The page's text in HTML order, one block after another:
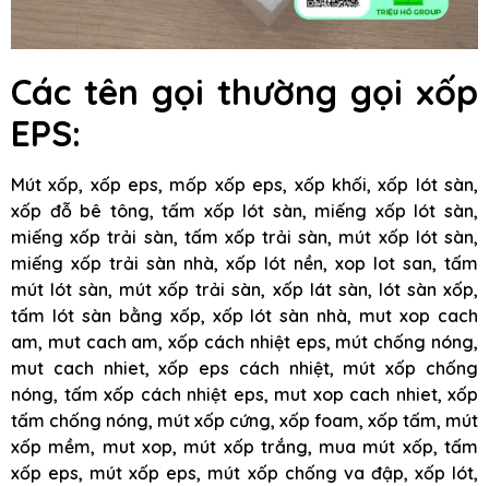
Các tên gọi thường gọi xốp
EPS:
Mút xốp, xốp eps, mốp xốp eps, xốp khối, xốp lót sàn,
xốp đỗ bê tông, tấm xốp lót sàn, miếng xốp lót sàn,
miếng xốp trải sàn, tấm xốp trải sàn, mút xốp lót sàn,
miếng xốp trải sàn nhà, xốp lót nền, xop lot san, tấm
mút lót sàn, mút xốp trải sàn, xốp lát sàn, lót sàn xốp,
tấm lót sàn bằng xốp, xốp lót sàn nhà, mut xop cach
am, mut cach am, xốp cách nhiệt eps, mút chống nóng,
mut cach nhiet, xốp eps cách nhiệt, mút xốp chống
nóng, tấm xốp cách nhiệt eps, mut xop cach nhiet, xốp
tấm chống nóng, mút xốp cứng, xốp foam, xốp tấm, mút
xốp mềm, mut xop, mút xốp trắng, mua mút xốp, tấm
xốp eps, mút xốp eps, mút xốp chống va đập, xốp lót,